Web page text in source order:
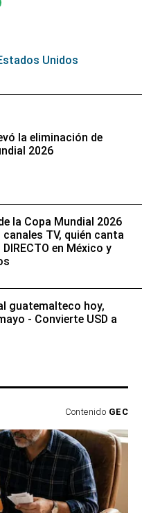
Unidos
la eliminación de
2026
la Copa Mundial 2026
canales TV, quién canta
en México y
guatemalteco hoy,
- Convierte USD a
Contenido GEC